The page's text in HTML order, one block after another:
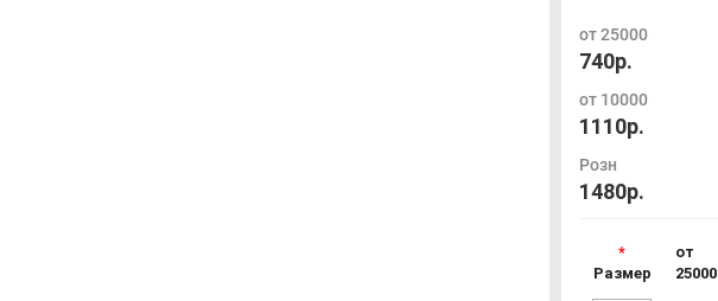
от 25000
740р.
от 10000
1110р.
Розн
1480р.
Размер
от
25000